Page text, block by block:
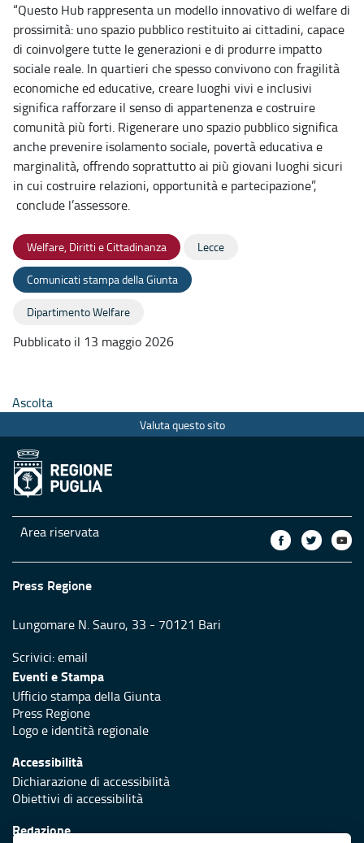
“Questo Hub rappresenta un modello innovativo di welfare di
prossimità: uno spazio pubblico restituito ai cittadini, capace
di coinvolgere tutte le generazioni e di produrre impatto
sociale reale. In quartieri che spesso convivono con fragilità
economiche ed educative, creare luoghi vivi e inclusivi
significa rafforzare il senso di appartenenza e costruire
comunità più forti. Rigenerare uno spazio pubblico significa
anche prevenire isolamento sociale, povertà educativa e
marginalità, offrendo soprattutto ai più giovani luoghi sicuri
in cui costruire relazioni, opportunità e partecipazione”,
conclude l’assessore.
Welfare, Diritti e Cittadinanza Lecce
Comunicati stampa della Giunta
Dipartimento Welfare
Pubblicato il 13 maggio 2026
Ascolta
Valuta questo sito
Area riservata
Press Regione
Lungomare N. Sauro, 33 - 70121 Bari
Scrivici:email
Eventi e Stampa
Ufficio stampa della Giunta
Press Regione
Logo e identità regionale
Accessibilità
Dichiarazione di accessibilità
Obiettivi di accessibilità
Redazione